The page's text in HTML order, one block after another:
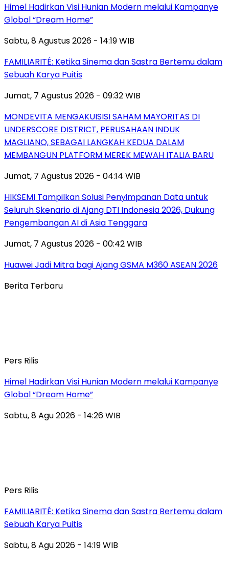
Himel Hadirkan Visi Hunian Modern melalui Kampanye
Global “Dream Home”
Sabtu, 8 Agustus 2026 - 14:19 WIB
FAMILIARITÉ: Ketika Sinema dan Sastra Bertemu dalam
Sebuah Karya Puitis
Jumat, 7 Agustus 2026 - 09:32 WIB
MONDEVITA MENGAKUISISI SAHAM MAYORITAS DI
UNDERSCORE DISTRICT, PERUSAHAAN INDUK
MAGLIANO, SEBAGAI LANGKAH KEDUA DALAM
MEMBANGUN PLATFORM MEREK MEWAH ITALIA BARU
Jumat, 7 Agustus 2026 - 04:14 WIB
HIKSEMI Tampilkan Solusi Penyimpanan Data untuk
Seluruh Skenario di Ajang DTI Indonesia 2026, Dukung
Pengembangan AI di Asia Tenggara
Jumat, 7 Agustus 2026 - 00:42 WIB
Huawei Jadi Mitra bagi Ajang GSMA M360 ASEAN 2026
Berita Terbaru
Pers Rilis
Himel Hadirkan Visi Hunian Modern melalui Kampanye
Global “Dream Home”
Sabtu, 8 Agu 2026 - 14:26 WIB
Pers Rilis
FAMILIARITÉ: Ketika Sinema dan Sastra Bertemu dalam
Sebuah Karya Puitis
Sabtu, 8 Agu 2026 - 14:19 WIB